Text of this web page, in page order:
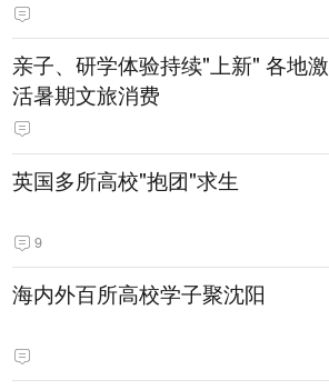
亲子、研学体验持续"上新" 各地激
活暑期文旅消费
英国多所高校"抱团"求生
9
海内外百所高校学子聚沈阳